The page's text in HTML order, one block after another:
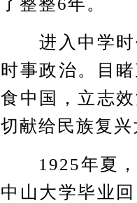
了整整6年。
进入中学时
时事政治。目
食中国，立志
切献给民族复兴
1925年夏，
中山大学毕业